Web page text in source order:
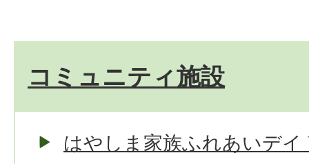
コミュニティ施設
はやしま家族ふれあいデ